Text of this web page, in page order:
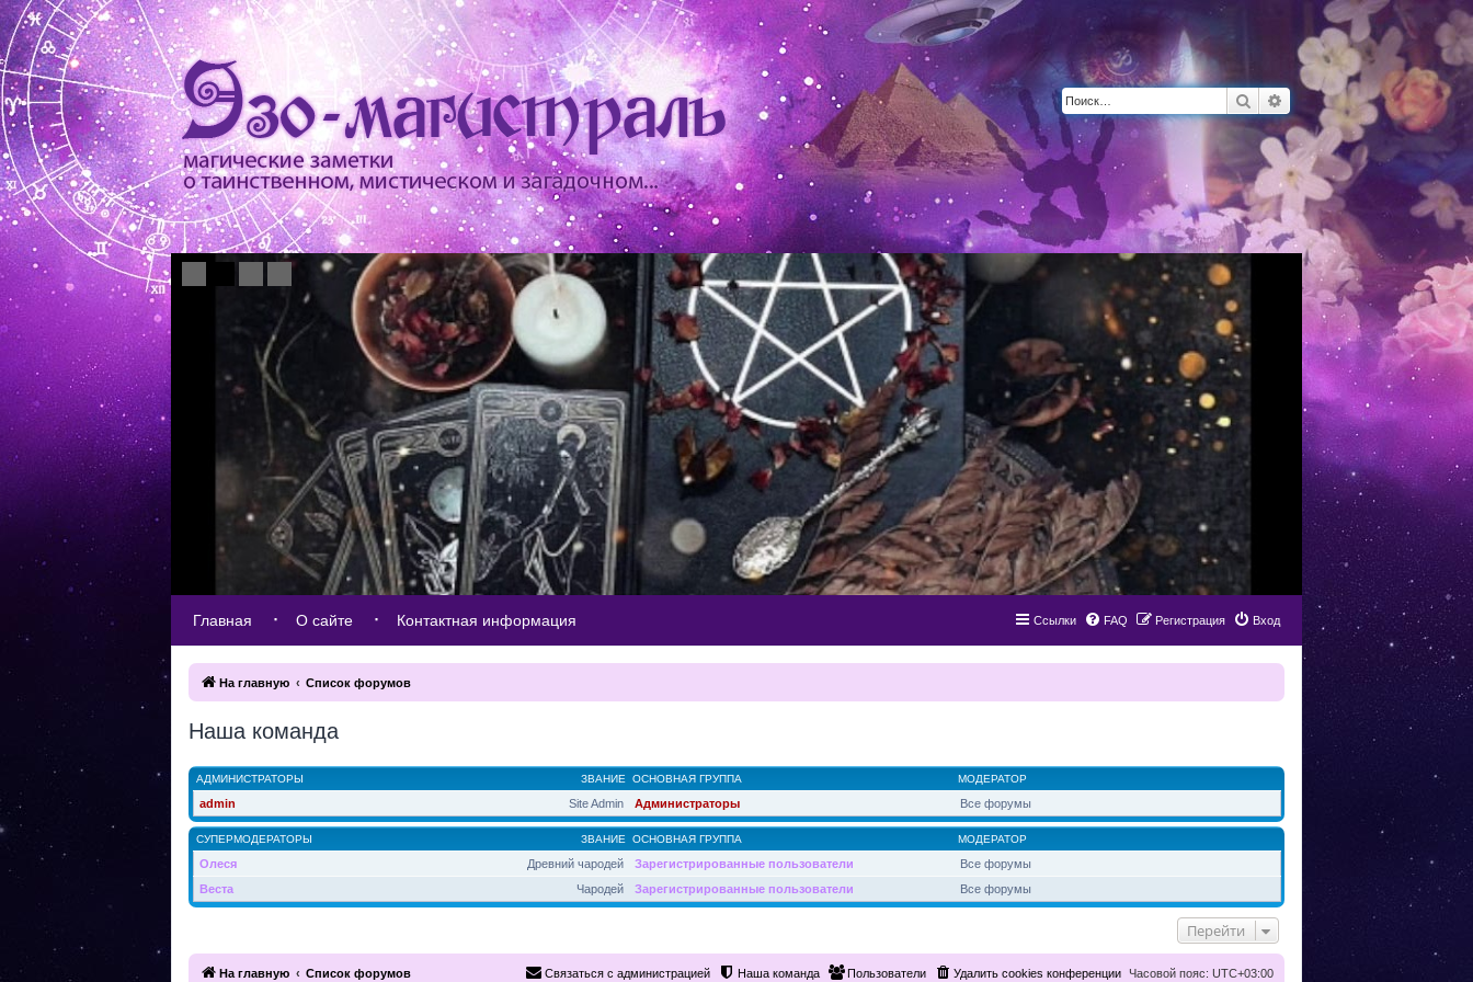
Поиск Расширенный поиск
Главная О сайте Контактная информация Вход
Регистрация
FAQ
Ссылки
На главную Список форумов
Наша команда
ЗВАНИЕ
АДМИНИСТРАТОРЫ ОСНОВНАЯ ГРУППА МОДЕРАТОР
Site Admin
admin Администраторы Все форумы
ЗВАНИЕ
СУПЕРМОДЕРАТОРЫ ОСНОВНАЯ ГРУППА МОДЕРАТОР
Древний чародей
Олеся Зарегистрированные пользователи
Все форумы
Чародей
Веста Зарегистрированные пользователи Все форумы
Перейти
На главную Список форумов Часовой пояс: UTC+03:00
Удалить cookies конференции
Пользователи
Наша команда
Связаться с администрацией